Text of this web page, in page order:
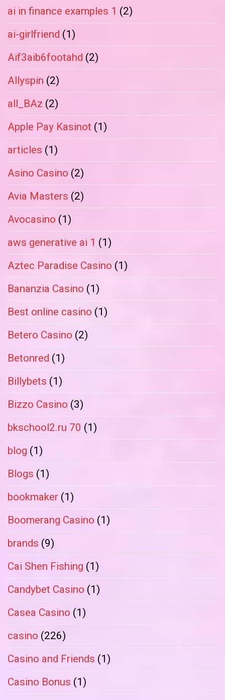
ai in finance examples 1 (2)
ai-girlfriend (1)
Aif3aib6footahd (2)
Allyspin (2)
all_BAz (2)
Apple Pay Kasinot (1)
articles (1)
Asino Casino (2)
Avia Masters (2)
Avocasino (1)
aws generative ai 1 (1)
Aztec Paradise Casino (1)
Bananzia Casino (1)
Best online casino (1)
Betero Casino (2)
Betonred (1)
Billybets (1)
Bizzo Casino (3)
bkschool2.ru 70 (1)
blog (1)
Blogs (1)
bookmaker (1)
Boomerang Casino (1)
brands (9)
Cai Shen Fishing (1)
Candybet Casino (1)
Casea Casino (1)
casino (226)
Casino and Friends (1)
Casino Bonus (1)